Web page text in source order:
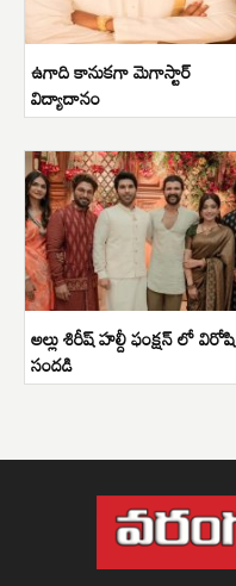
ఉగాది కానుకగా మెగాస్టార్
విద్యాదానం
అల్లు శిరీష్ హల్దీ ఫంక్షన్ లో విరోషి
సందడి